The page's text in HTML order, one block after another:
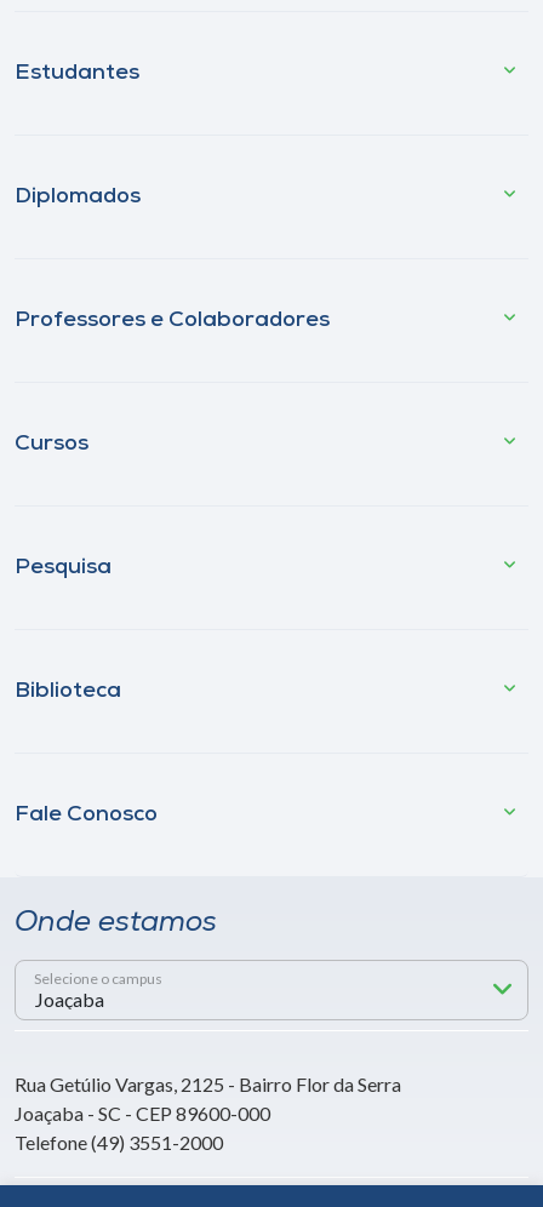
Estudantes
Diplomados
Professores e Colaboradores
Cursos
Pesquisa
Biblioteca
Fale Conosco
Onde estamos
Selecione o campus
Rua Getúlio Vargas, 2125 - Bairro Flor da Serra
Joaçaba - SC - CEP 89600-000
Telefone (49) 3551-2000